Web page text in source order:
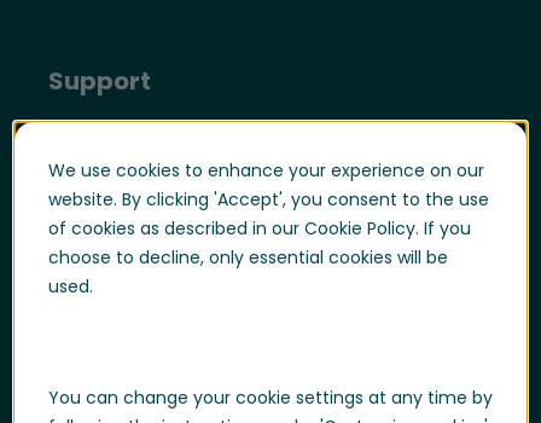
We use cookies to enhance your experience on our
website. By clicking 'Accept', you consent to the use
of cookies as described in our Cookie Policy. If you
choose to decline, only essential cookies will be
used.
You can change your cookie settings at any time by
Support
Log på
Log på supportportalen
Whistleblowing
Developer portal